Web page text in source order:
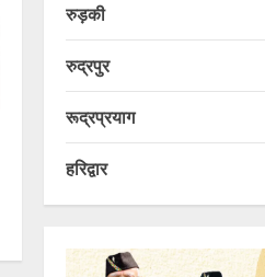
रुड़की
रुद्रपुर
रूद्रप्रयाग
हरिद्वार